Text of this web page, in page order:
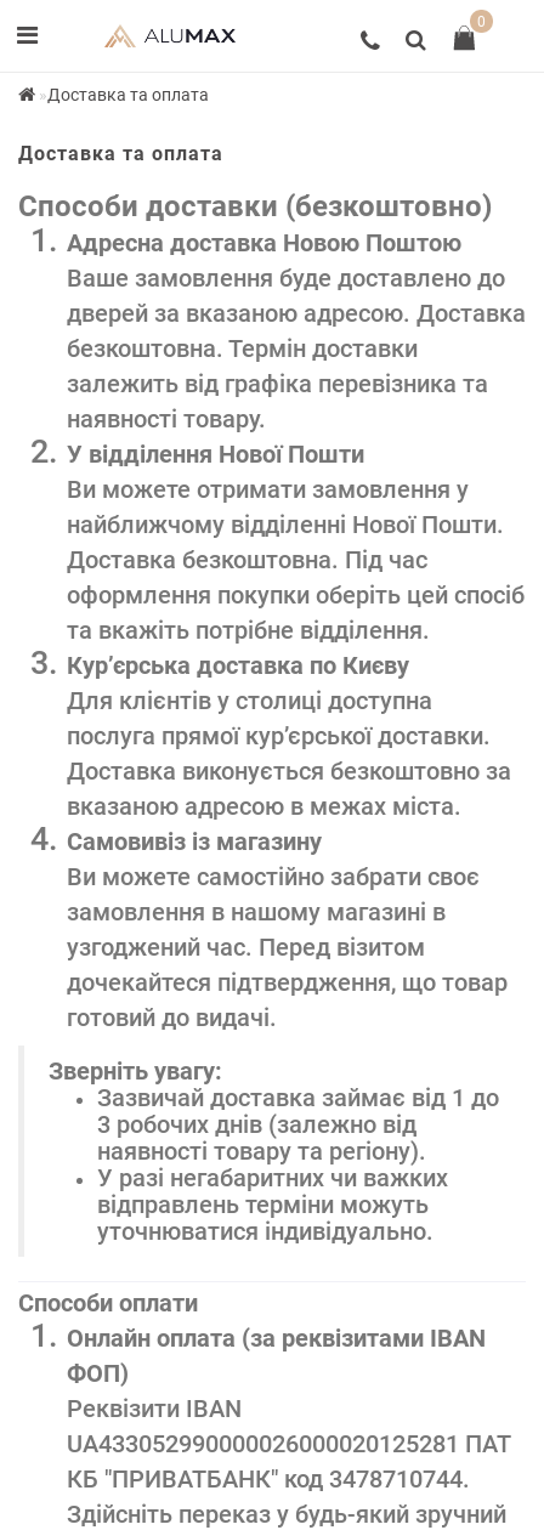
0
Доставка та оплата
Доставка та оплата
Способи доставки (безкоштовно)
Адресна доставка Новою Поштою
Ваше замовлення буде доставлено до
дверей за вказаною адресою. Доставка
безкоштовна. Термін доставки
залежить від графіка перевізника та
наявності товару.
У відділення Нової Пошти
Ви можете отримати замовлення у
найближчому відділенні Нової Пошти.
Доставка безкоштовна. Під час
оформлення покупки оберіть цей спосіб
та вкажіть потрібне відділення.
Кур’єрська доставка по Києву
Для клієнтів у столиці доступна
послуга прямої кур’єрської доставки.
Доставка виконується безкоштовно за
вказаною адресою в межах міста.
Самовивіз із магазину
Ви можете самостійно забрати своє
замовлення в нашому магазині в
узгоджений час. Перед візитом
дочекайтеся підтвердження, що товар
готовий до видачі.
Зверніть увагу:
Зазвичай доставка займає від 1 до
3 робочих днів (залежно від
наявності товару та регіону).
У разі негабаритних чи важких
відправлень терміни можуть
уточнюватися індивідуально.
Способи оплати
Онлайн оплата (за реквізитами IBAN
ФОП)
Реквізити IBAN
UA433052990000026000020125281 ПАТ
КБ "ПРИВАТБАНК" код 3478710744.
Здійсніть переказ у будь-який зручний